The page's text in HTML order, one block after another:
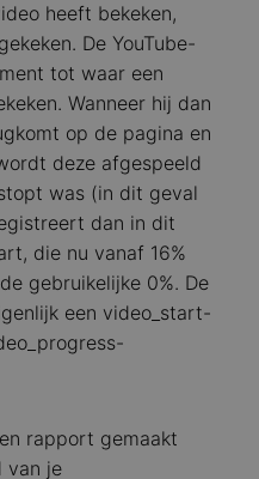
heeft bekeken,
De YouTube-
tot waar een
Wanneer hij dan
op de pagina en
deze afgespeeld
was (in dit geval
dan in dit
die nu vanaf 16%
gebruikelijke 0%. De
een video_start-
rapport gemaakt
van je